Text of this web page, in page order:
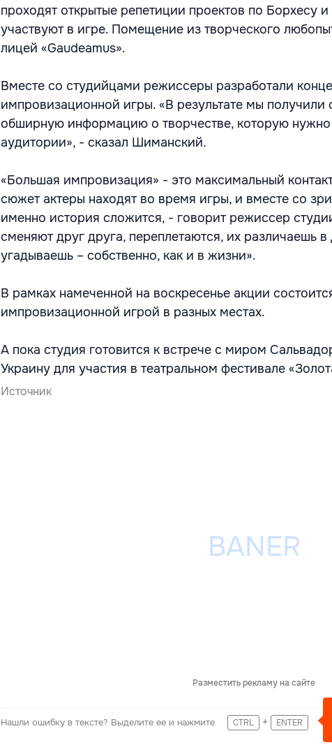
проходят открытые репетиции проектов по Борхесу
участвуют в игре. Помещение из творческого
лицей «Gaudeamus».
Вместе со студийцами режиссеры разработали
импровизационной игры. «В результате мы получили
обширную информацию о творчестве, которую
аудитории», - сказал Шиманский.
«Большая импровизация» - это максимальный
сюжет актеры находят во время игры, и вместе со
именно история сложится, - говорит режиссер
сменяют друг друга, переплетаются, их различаешь
угадываешь – собственно, как и в жизни».
В рамках намеченной на воскресенье акции
импровизационной игрой в разных местах.
А пока студия готовится к встрече с миром
Украину для участия в театральном фестивале
Источник
Разместить рекламу на сайте
Нашли ошибку в тексте? Выделите ее и нажмите CTRL + ENTER